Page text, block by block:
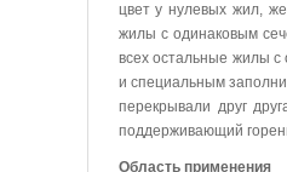
цвет у нулевых жил,
жилы с одинаковым
всех остальные жилы с
и специальным
перекрывали друг
поддерживающий
Область применения